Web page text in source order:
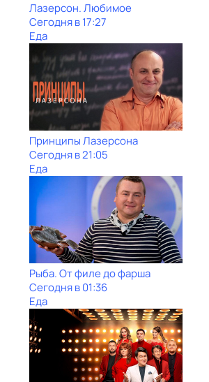
Лазерсон. Любимое
Сегодня в 17:27
Еда
Принципы Лазерсона
Сегодня в 21:05
Еда
Рыба. От филе до фарша
Сегодня в 01:36
Еда